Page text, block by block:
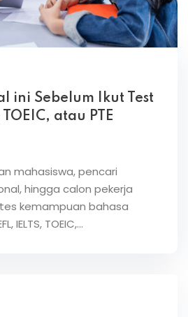
ini Sebelum Ikut Test
TOEIC, atau PTE
mahasiswa, pencari
hingga calon pekerja
kemampuan bahasa
IELTS, TOEIC,…
Lost your password?